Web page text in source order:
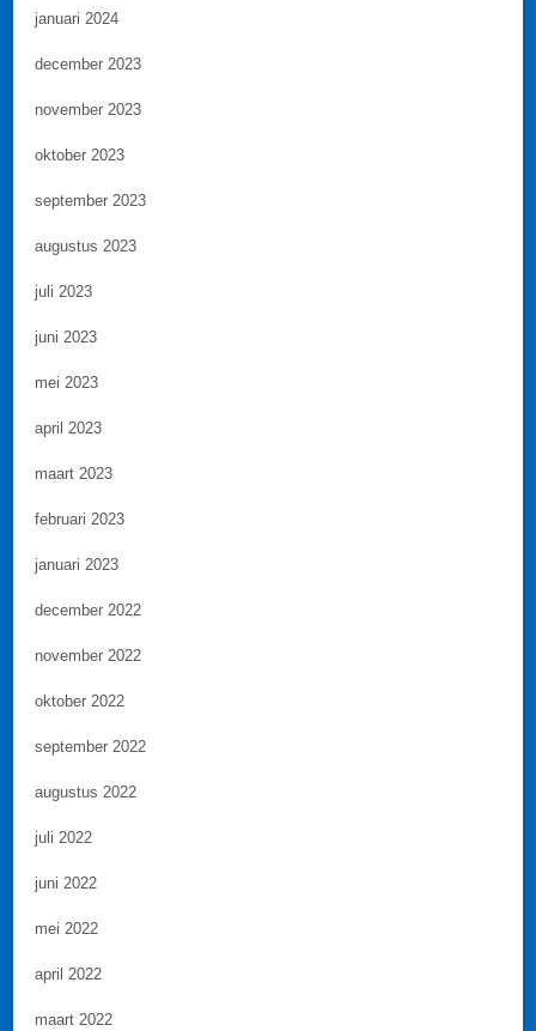
januari 2024
december 2023
november 2023
oktober 2023
september 2023
augustus 2023
juli 2023
juni 2023
mei 2023
april 2023
maart 2023
februari 2023
januari 2023
december 2022
november 2022
oktober 2022
september 2022
augustus 2022
juli 2022
juni 2022
mei 2022
april 2022
maart 2022